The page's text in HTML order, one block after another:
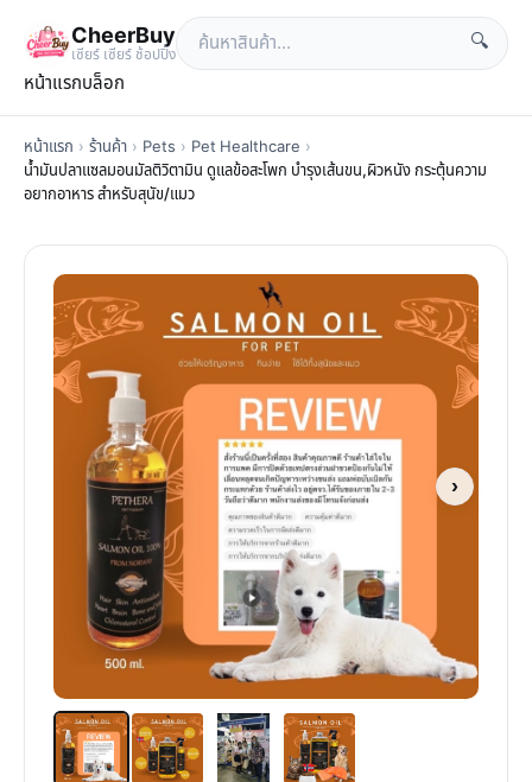
CheerBuy
เซียร์ เซียร์ ช้อปปิ้ง
🔍
หน้าแรกบล็อก
หน้าแรก › ร้านค้า › Pets › Pet Healthcare ›
น้ำมันปลาแซลมอนมัลติวิตามิน ดูแลข้อสะโพก บำรุงเส้นขน,ผิวหนัง กระตุ้นความ
อยากอาหาร สำหรับสุนัข/แมว
›